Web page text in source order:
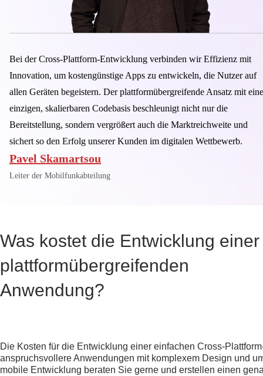
Bei der Cross-Plattform-Entwicklung verbinden wir Effizienz mit
Innovation, um kostengünstige Apps zu entwickeln, die Nutzer auf
allen Geräten begeistern. Der plattformübergreifende Ansatz mit
einzigen, skalierbaren Codebasis beschleunigt nicht nur die
Bereitstellung, sondern vergrößert auch die Marktreichweite und
sichert so den Erfolg unserer Kunden im digitalen Wettbewerb.
Pavel Skamartsou
Leiter der Mobilfunkabteilung
Was kostet die Entwicklung einer
plattformübergreifenden
Anwendung?
Die Kosten für die Entwicklung einer einfachen Cross-
anspruchsvollere Anwendungen mit komplexem Design und
mobile Entwicklung beraten Sie gerne und erstellen einen